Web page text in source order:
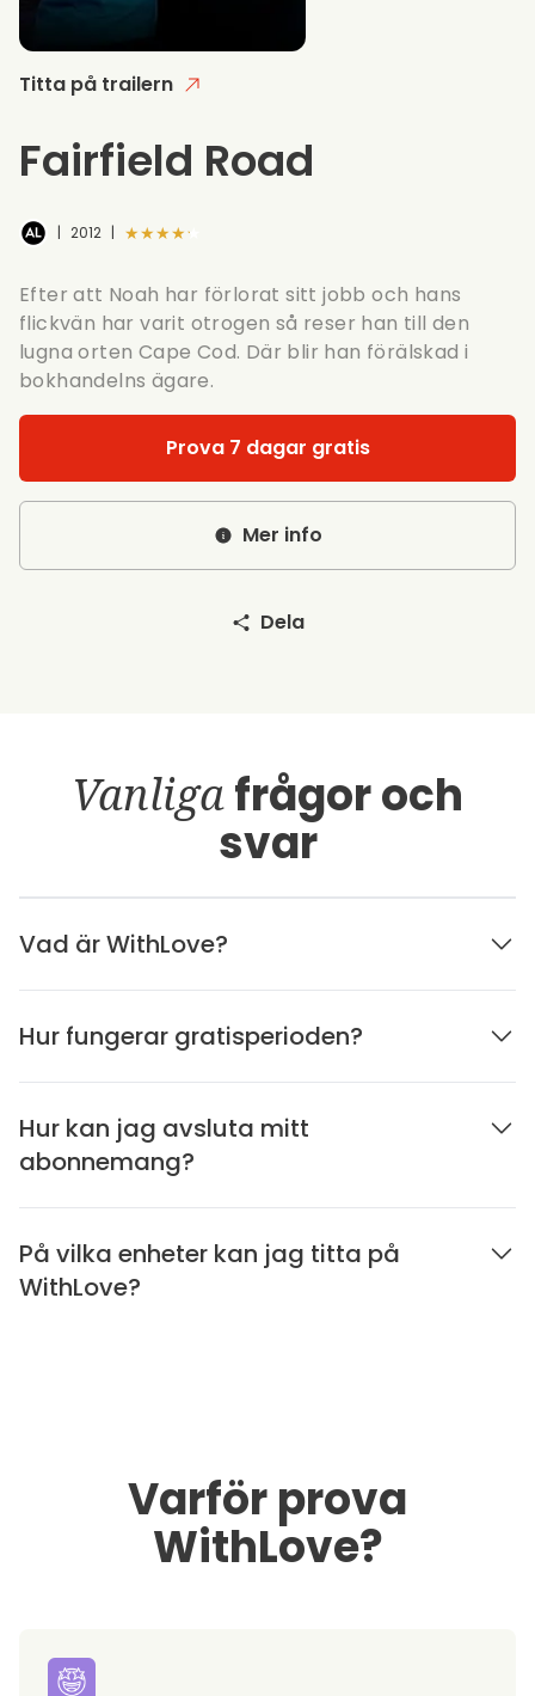
Titta på trailern
Fairfield Road
| 2012 | ★★★★★
Efter att Noah har förlorat sitt jobb och hans
flickvän har varit otrogen så reser han till den
lugna orten Cape Cod. Där blir han förälskad i
bokhandelns ägare.
Prova 7 dagar gratis
Mer info
Dela
Vanligafrågor och
svar
Vad är WithLove?
Hur fungerar gratisperioden?
Hur kan jag avsluta mitt
abonnemang?
På vilka enheter kan jag titta på
WithLove?
Varför prova
WithLove?